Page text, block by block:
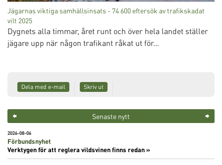
Jägarnas viktiga samhällsinsats - 74 600 eftersök av trafikskadat
vilt 2025
Dygnets alla timmar, året runt och över hela landet ställer
jägare upp när någon trafikant råkat ut för...
Dela med e-mail Skriv ut
Senaste nytt
2026-08-06
Förbundsnyhet
Verktygen för att reglera vildsvinen finns redan »